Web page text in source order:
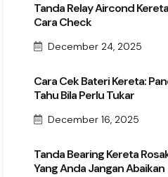
Tanda Relay Aircond
Cara Check
December 24, 2025
Cara Cek Bateri Kereta:
Tahu Bila Perlu Tukar
December 16, 2025
Tanda Bearing Kereta
Yang Anda Jangan Abaikan